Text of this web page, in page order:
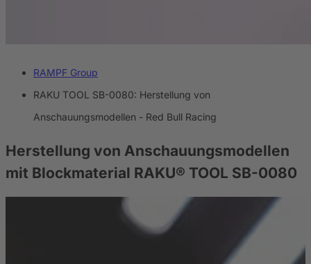
RAMPF Group
RAKU TOOL SB-0080: Herstellung von
Anschauungsmodellen - Red Bull Racing
Herstellung von Anschauungsmodellen
mit Blockmaterial RAKU® TOOL SB-0080